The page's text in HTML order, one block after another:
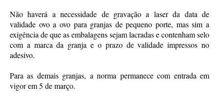
Não haverá a necessidade de gravação a laser da data de
validade ovo a ovo para granjas de pequeno porte, mas sim a
exigência de que as embalagens sejam lacradas e contenham selo
com a marca da granja e o prazo de validade impressos no
adesivo.
Para as demais granjas, a norma permanece com entrada em
vigor em 5 de março.